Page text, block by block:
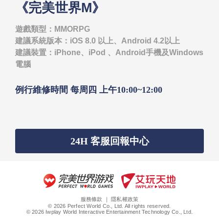
《完美世界M》
遊戲類型：MMORPG
建議系統版本：iOS 8.0 以上、Android 4.2以上
建議裝置：iPhone、iPod 、Android手機及Windows
電腦
例行維修時間 每周四 上午10:00~12:00
24H 客服回報中心
服務條款 ｜隱私權政策
© 2026 Perfect World Co., Ltd. All rights reserved.
© 2026 Iwplay World Interactive Entertainment Technology Co., Ltd.